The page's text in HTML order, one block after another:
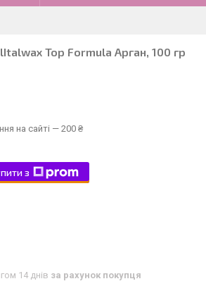
Top Formula Арган, 100 гр
на сайті — 200 ₴
з
14 днів за рахунок покупця